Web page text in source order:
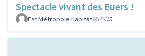
Spectacle vivant des Buers !
Est Métropole Habitat
4 5